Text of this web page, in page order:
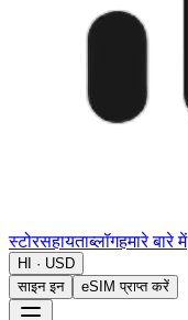
स्टोरसहायताब्लॉगहमारे बारे में
HI · USD
साइन इन
eSIM प्राप्त करें